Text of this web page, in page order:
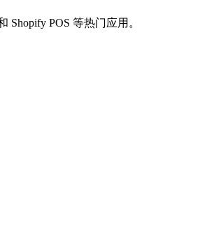
POS 等热门应用。